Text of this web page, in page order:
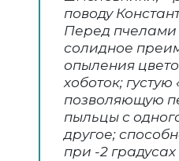
поводу
Перед
солидное
опыления
хоботок; густую
позволяющую
пыльцы с
другое;
при -2 градусах